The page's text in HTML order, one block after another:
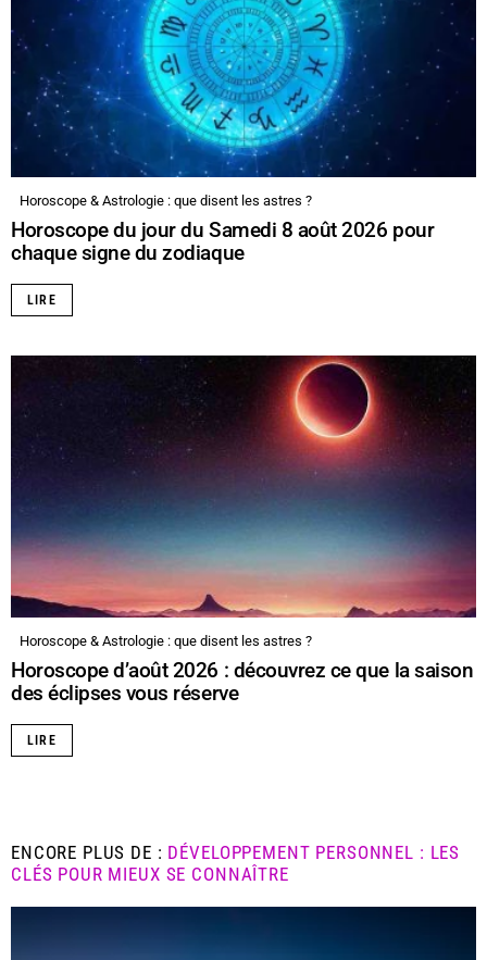
Horoscope & Astrologie : que disent les astres ?
Horoscope du jour du Samedi 8 août 2026 pour
chaque signe du zodiaque
LIRE
Horoscope & Astrologie : que disent les astres ?
Horoscope d’août 2026 : découvrez ce que la saison
des éclipses vous réserve
LIRE
ENCORE PLUS DE : DÉVELOPPEMENT PERSONNEL : LES
CLÉS POUR MIEUX SE CONNAÎTRE